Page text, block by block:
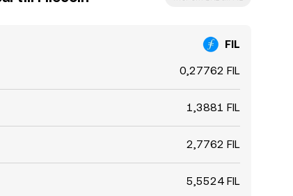
FIL
0,27762 FIL
1,3881 FIL
2,7762 FIL
5,5524 FIL